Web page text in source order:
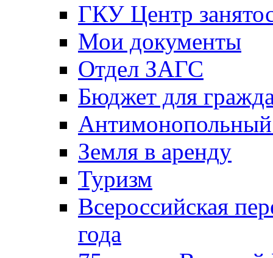
ГКУ Центр
Мои документы
Отдел ЗАГС
Бюджет для
Антимонопольный
Земля в аренду
Туризм
Всероссийская
года